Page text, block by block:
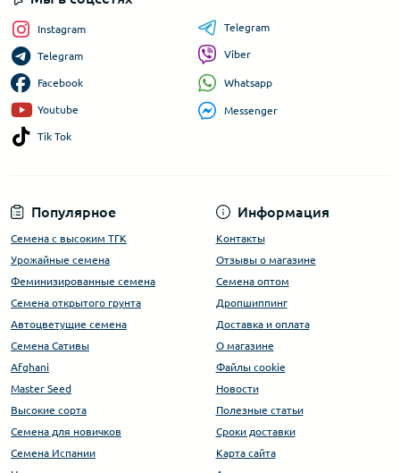
Популярное
Семена с высоким ТГК
Урожайные семена
Феминизированные семена
Семена открытого грунта
Автоцветущие семена
Семена Сативы
Afghani
Master Seed
Высокие сорта
Cемена для новичков
Семена Испании
Информация
Контакты
Отзывы о магазине
Семена оптом
Дропшиппинг
Доставка и оплата
О магазине
Файлы cookie
Новости
Полезные статьи
Сроки доставки
Карта сайта
Instagram
Telegram
Facebook
Youtube
Tik Tok
Telegram
Viber
Whatsapp
Messenger